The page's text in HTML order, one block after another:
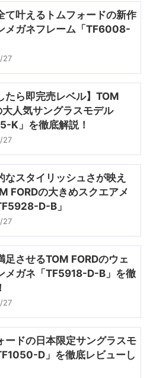
て叶えるトムフォードの新作
メガネフレーム「TF6008-
27
たら即完売レベル】TOM
大人気サングラスモデル
K」を徹底解説！
27
なスタイリッシュさが映え
FORDの大きめスクエアメ
D-B」
27
足させるTOM FORDのウェ
メガネ「TF5918-D-B」を徹
27
ードの日本限定サングラスモ
D」を徹底レビューし